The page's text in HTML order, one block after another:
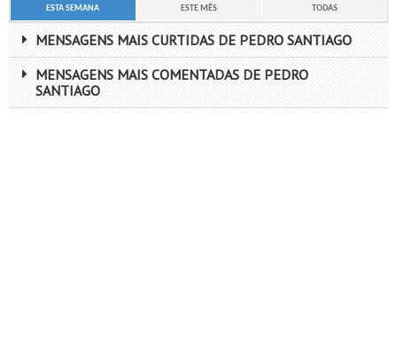
ESTA SEMANA ESTE MÊS TODAS
MENSAGENS MAIS CURTIDAS DE PEDRO SANTIAGO
MENSAGENS MAIS COMENTADAS DE PEDRO
SANTIAGO